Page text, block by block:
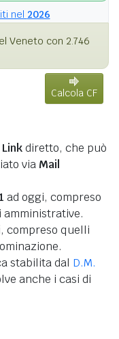
nel 2026
Veneto con 2.746
Calcola CF
Linkdiretto, che può
via Mail
ad oggi, compreso
, compreso quelli
stabilita dal D.M.
anche i casi di